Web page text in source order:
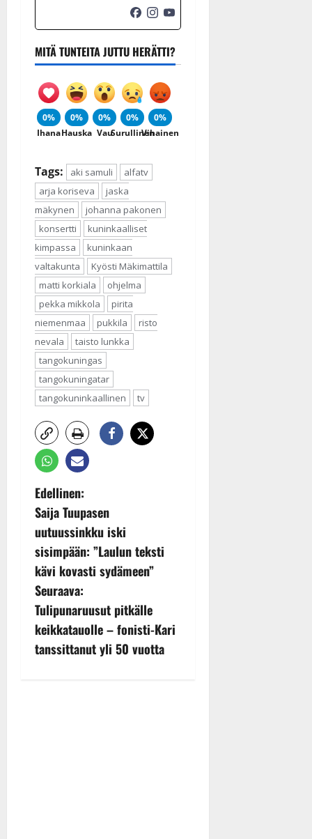
MITÄ TUNTEITA JUTTU HERÄTTI?
0%
Ihana
0%
Hauska
0%
Vau
0%
Surullinen
0%
Vihainen
Tags: aki samuli
alfatv
arja koriseva
jaska
mäkynen
johanna pakonen
konsertti
kuninkaalliset
kimpassa
kuninkaan
valtakunta
Kyösti Mäkimattila
matti korkiala
ohjelma
pekka mikkola
pirita
niemenmaa
pukkila
risto
nevala
taisto lunkka
tangokuningas
tangokuningatar
tangokuninkaallinen
tv
P
o
s
t
n
a
Edellinen:
Saija Tuupasen
uutuussinkku iski
sisimpään: ”Laulun teksti
kävi kovasti sydämeen”
Seuraava:
Tulipunaruusut pitkälle
keikkatauolle – fonisti-Kari
tanssittanut yli 50 vuotta